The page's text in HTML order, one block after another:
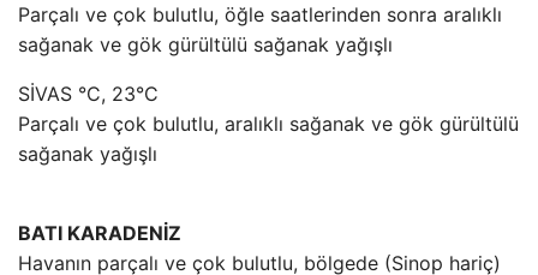
Parçalı ve çok bulutlu, öğle saatlerinden sonra aralıklı
sağanak ve gök gürültülü sağanak yağışlı
SİVAS °C, 23°C
Parçalı ve çok bulutlu, aralıklı sağanak ve gök gürültülü
sağanak yağışlı
BATI KARADENİZ
Havanın parçalı ve çok bulutlu, bölgede (Sinop hariç)